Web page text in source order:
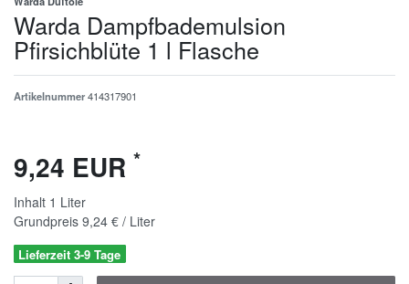
Warda Dampfbademulsion
Pfirsichblüte 1 l Flasche
Artikelnummer414317901
9,24 EUR *
Inhalt 1 Liter
Grundpreis 9,24 € / Liter
Lieferzeit 3-9 Tage